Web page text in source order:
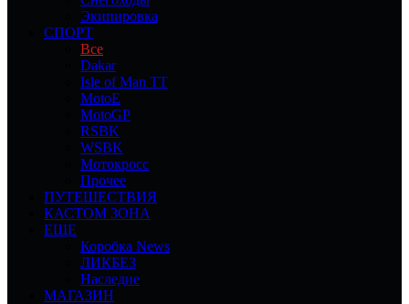
Экипировка
СПОРТ
Все
Dakar
Isle of Man TT
MotoE
MotoGP
RSBK
WSBK
Мотокросс
Прочее
ПУТЕШЕСТВИЯ
КАСТОМ ЗОНА
ЕЩЕ
Коробка News
ЛИКБЕЗ
Наследие
МАГАЗИН